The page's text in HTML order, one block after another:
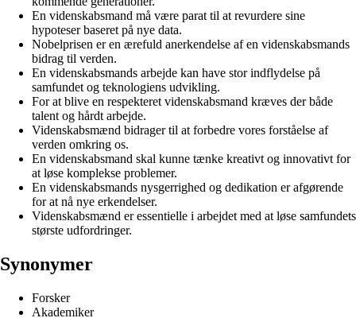
En videnskabsmand må være parat til at revurdere sine
hypoteser baseret på nye data.
Nobelprisen er en ærefuld anerkendelse af en videnskabsmands
bidrag til verden.
En videnskabsmands arbejde kan have stor indflydelse på
samfundet og teknologiens udvikling.
For at blive en respekteret videnskabsmand kræves der både
talent og hårdt arbejde.
Videnskabsmænd bidrager til at forbedre vores forståelse af
verden omkring os.
En videnskabsmand skal kunne tænke kreativt og innovativt for
at løse komplekse problemer.
En videnskabsmands nysgerrighed og dedikation er afgørende
for at nå nye erkendelser.
Videnskabsmænd er essentielle i arbejdet med at løse samfundets
største udfordringer.
Synonymer
Forsker
Akademiker